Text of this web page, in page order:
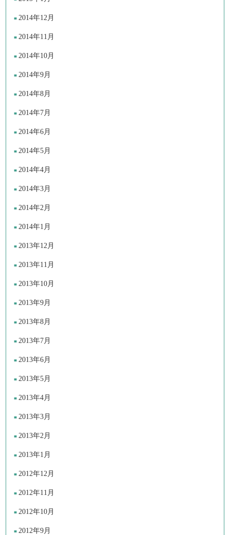
2014年12月
2014年11月
2014年10月
2014年9月
2014年8月
2014年7月
2014年6月
2014年5月
2014年4月
2014年3月
2014年2月
2014年1月
2013年12月
2013年11月
2013年10月
2013年9月
2013年8月
2013年7月
2013年6月
2013年5月
2013年4月
2013年3月
2013年2月
2013年1月
2012年12月
2012年11月
2012年10月
2012年9月